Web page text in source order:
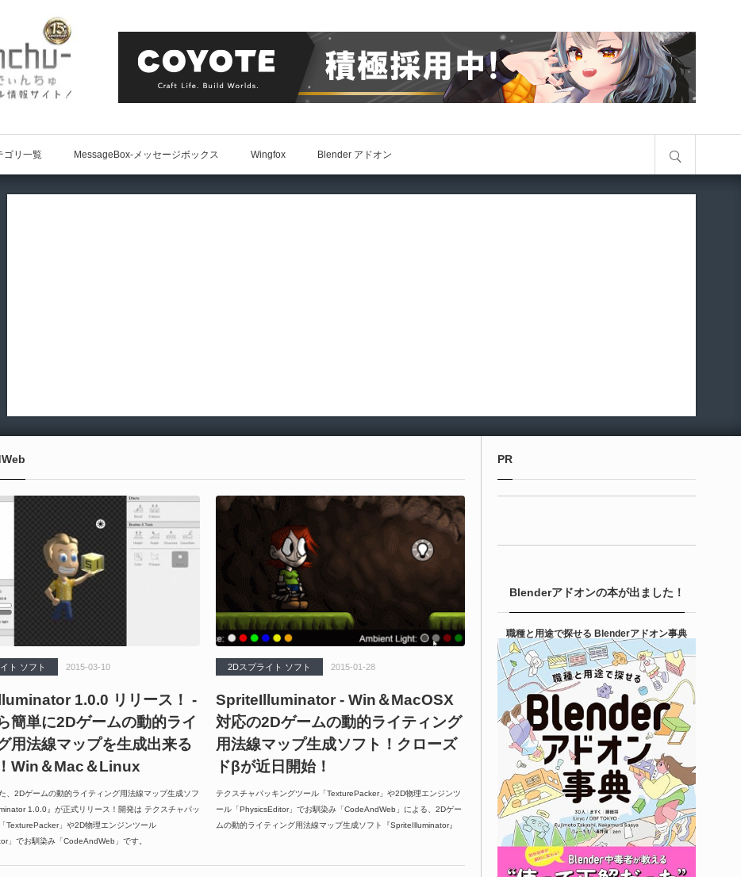
ゴリ一覧 MessageBox-メッセージボックス Wingfox Blender アドオン
ト ソフト 2015-03-10
1.0.0 リリース！ -
簡単に2Dゲームの動的ライ
用法線マップを生成出来る
Win＆Mac＆Linux
、2Dゲームの動的ライティング用法線マップ生成ソフ
1.0.0』が正式リリース！開発は テクスチャパッ
TexturePacker」や2D物理エンジンツール
」でお馴染み「CodeAndWeb」です。
2Dスプライト ソフト 2015-01-28
SpriteIlluminator - Win＆MacOSX
対応の2Dゲームの動的ライティング
用法線マップ生成ソフト！クローズ
ドβが近日開始！
テクスチャパッキングツール「TexturePacker」や2D物理エンジンツ
ール「PhysicsEditor」でお馴染み「CodeAndWeb」による、2Dゲー
ムの動的ライティング用法線マップ生成ソフト『SpriteIlluminator』
PR
Blenderアドオンの本が出ました！
職種と用途で探せる Blenderアドオン事典